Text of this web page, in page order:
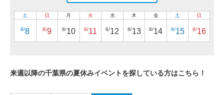
土
8/8
日
8/9
月
8/10
火
8/11
水
8/12
木
8/13
金
8/14
土
8/15
日
8/16
来週以降の千葉県の夏休みイベントを探している方はこちら！